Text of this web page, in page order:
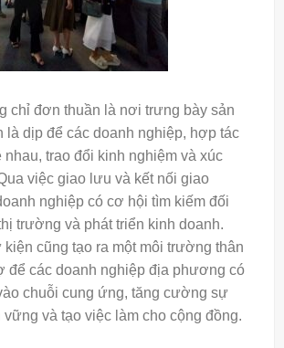
chỉ đơn thuần là nơi trưng bày sản
là dịp để các doanh nghiệp, hợp tác
nhau, trao đổi kinh nghiệm và xúc
việc giao lưu và kết nối giao
nghiệp có cơ hội tìm kiếm đối
trường và phát triển kinh doanh.
cũng tạo ra một môi trường thân
để các doanh nghiệp địa phương có
chuỗi cung ứng, tăng cường sự
vững và tạo việc làm cho cộng đồng.